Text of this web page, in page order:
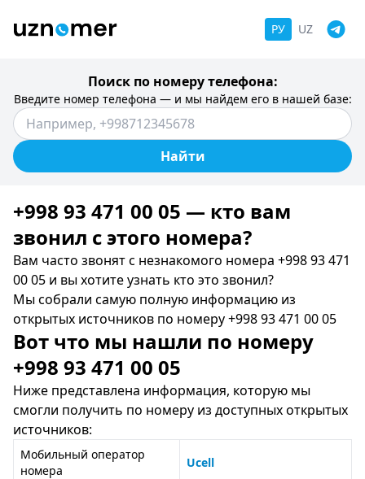
РУ UZ
Поиск по номеру телефона:
Введите номер телефона — и мы найдем его в нашей базе:
Найти
+998 93 471 00 05 — кто вам
звонил c этого номера?
Вам часто звонят с незнакомого номера +998 93 471
00 05 и вы хотите узнать кто это звонил?
Мы собрали самую полную информацию из
открытых источников по номеру +998 93 471 00 05
Вот что мы нашли по номеру
+998 93 471 00 05
Ниже представлена информация, которую мы
смогли получить по номеру из доступных открытых
источников:
Мобильный оператор
номера
Ucell